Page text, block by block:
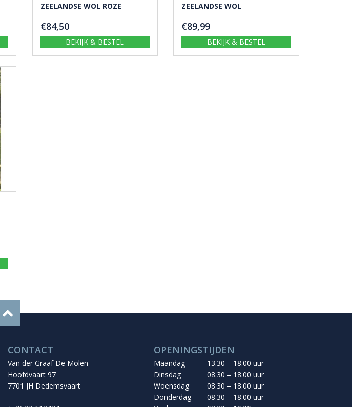
ZEELANDSE WOL ROZE
€84,50
BEKIJK & BESTEL
ZEELANDSE WOL
€89,99
BEKIJK & BESTEL
CONTACT
Van der Graaf De Molen
Hoofdvaart 97
7701 JH Dedemsvaart
OPENINGSTIJDEN
Maandag
13.30 – 18.00 uur
Dinsdag
08.30 – 18.00 uur
Woensdag
08.30 – 18.00 uur
Donderdag
08.30 – 18.00 uur